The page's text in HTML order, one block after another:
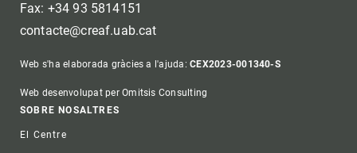
Fax: +34 93 5814151
contacte@creaf.uab.cat
Web s'ha elaborada gràcies a l'ajuda:CEX2023-001340-S
Web desenvolupat per Omitsis Consulting
Footer
SOBRE NOSALTRES
El Centre